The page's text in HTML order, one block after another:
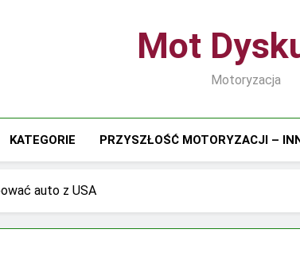
Mot
Motoryzacja
KATEGORIE PRZYSZŁOŚĆ MOTORYZACJI –
auto z USA